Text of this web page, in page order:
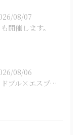
08/07
開催します。
08/06
レッドブル×エスプレッソ